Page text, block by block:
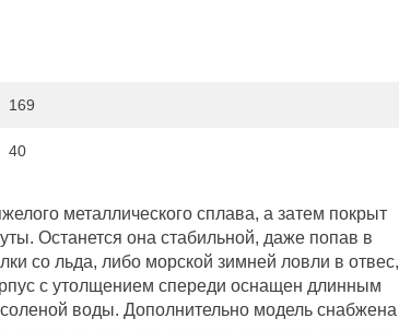
169
40
металлического сплава, а затем покрыт
Останется она стабильной, даже попав в
со льда, либо морской зимней ловли в отвес,
с утолщением спереди оснащен длинным
воды. Дополнительно модель снабжена